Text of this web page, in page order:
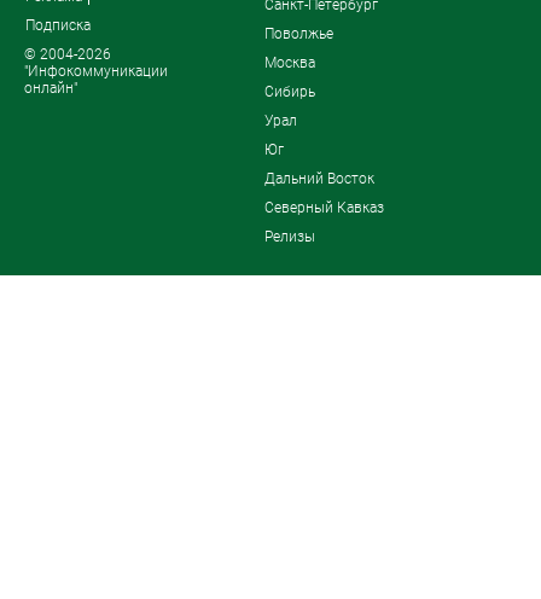
Подписка
© 2004-2026
"Инфокоммуникации
онлайн"
Санкт-Петербург
Поволжье
Москва
Сибирь
Урал
Юг
Дальний Восток
Северный Кавказ
Релизы